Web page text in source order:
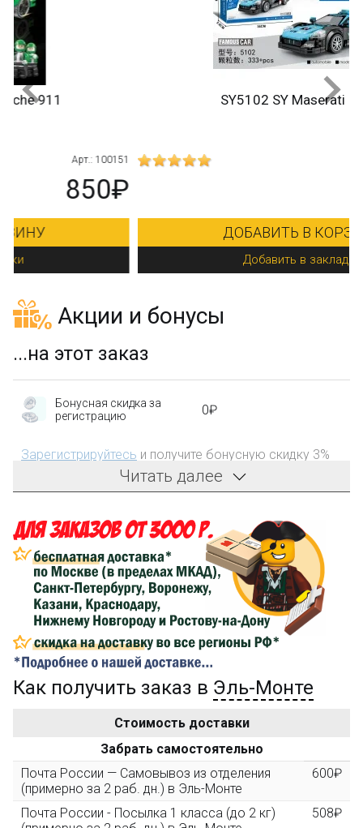
SY5102 SY Maserati MC12
ДОБАВИТЬ В КОРЗИНУ
Акции и бонусы
...на этот заказ
Бонусная скидка за
регистрацию
0₽
Зарегистрируйтесь и получите бонусную скидку 3%
на первый заказ!
затрат на доставку
Сделайте заказ на сумму не менее 3 000₽, оплатите
его на карту Сбербанка и получите 150₽ на
компенсацию доставки.
...на следующий заказ
Золотая скидка
персональная
10%
3000 рублей, Вы получите постоянную скидку на все
повторные заказы - 10%
Скидка за обзор
(фото сборки) до 10%
Читать далее
Как получить заказ в Эль-Монте
Стоимость доставки
Забрать самостоятельно
Почта России — Самовывоз из отделения
(примерно за 2 раб. дн.) в Эль-Монте
600₽
Почта России - Посылка 1 класса (до 2 кг)
508₽